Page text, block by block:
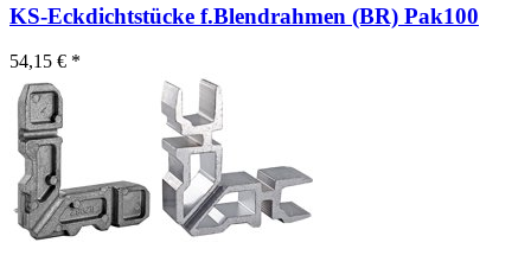
KS-Eckdichtstücke f.Blendrahmen (BR) Pak100
54,15 € *